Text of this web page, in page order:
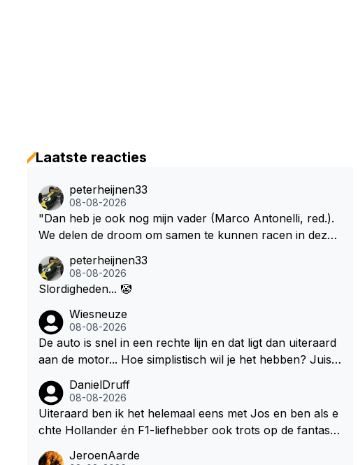
Laatste reacties
peterheijnen33
08-08-2026
"Dan heb je ook nog mijn vader (Marco Antonelli, red.).
We delen de droom om samen te kunnen racen in dezelf
m met Kimi en Marco én Max én Jos? ;)
peterheijnen33
08-08-2026
Slordigheden... 🤡
Wiesneuze
08-08-2026
De auto is snel in een rechte lijn en dat ligt dan uiteraard
aan de motor... Hoe simplistisch wil je het hebben? Juist i
nd belangrijk. Heeft Red Bull bochtgrip opgegeven voor t
opsnelheid? Dat is iets wat vaker gebeurd is, zeker met V
erstappen aan bet stuur.
DanielDruff
08-08-2026
Uiteraard ben ik het helemaal eens met Jos en ben als e
chte Hollander én F1-liefhebber ook trots op de fantastis
JeroenAarde